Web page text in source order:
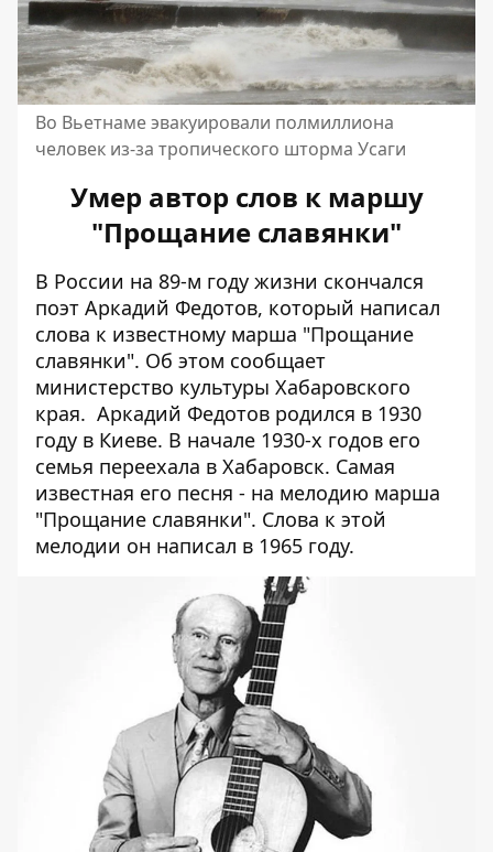
Во Вьетнаме эвакуировали полмиллиона
человек из-за тропического шторма Усаги
Умер автор слов к маршу
"Прощание славянки"
В России на 89-м году жизни скончался
поэт Аркадий Федотов, который написал
слова к известному марша "Прощание
славянки". Об этом сообщает
министерство культуры Хабаровского
края. Аркадий Федотов родился в 1930
году в Киеве. В начале 1930-х годов его
семья переехала в Хабаровск. Самая
известная его песня - на мелодию марша
"Прощание славянки". Слова к этой
мелодии он написал в 1965 году.